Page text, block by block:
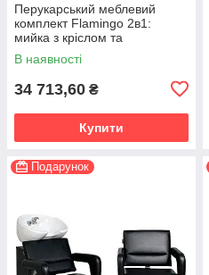
Перукарський меблевий
комплект Flamingo 2в1:
мийка з кріслом та
перукарське крісло
В наявності
34 713,60 ₴
Купити
Подарунок